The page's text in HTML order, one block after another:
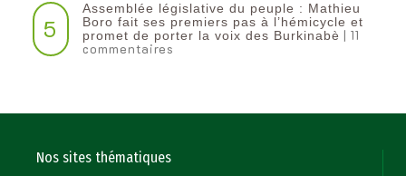
5
Assemblée législative du peuple : Mathieu
Boro fait ses premiers pas à l’hémicycle et
promet de porter la voix des Burkinabè | 11
commentaires
Nos sites thématiques